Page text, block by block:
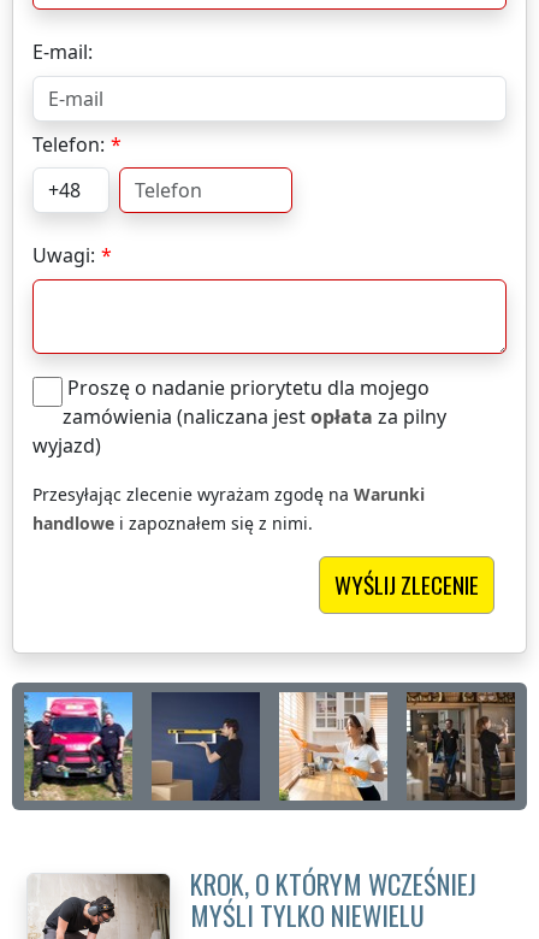
E-mail:
Telefon:
Uwagi:
Proszę o nadanie priorytetu dla mojego
zamówienia (naliczana jestopłata za pilny
wyjazd)
Przesyłając zlecenie wyrażam zgodę na Warunki
handlowe i zapoznałem się z nimi.
KROK, O KTÓRYM WCZEŚNIEJ
MYŚLI TYLKO NIEWIELU